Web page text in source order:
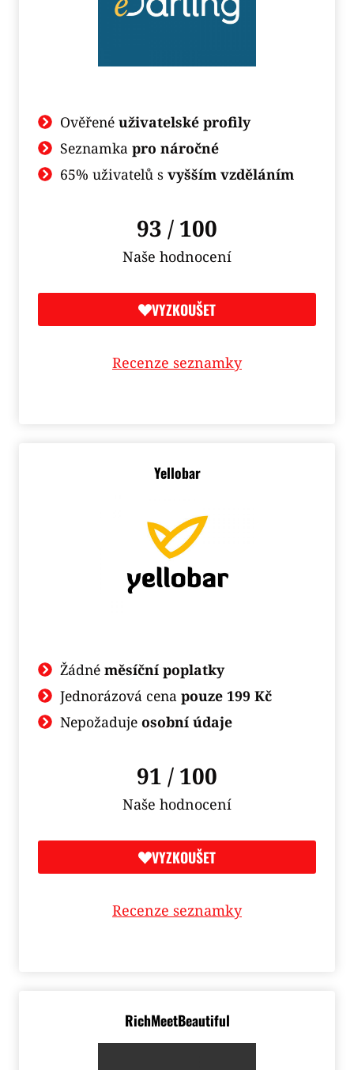
Ověřené uživatelské profily
Seznamka pro náročné
65% uživatelů s vyšším vzděláním
93 / 100
Naše hodnocení
VYZKOUŠET
Recenze seznamky
Yellobar
Žádné měsíční poplatky
Jednorázová cena pouze 199 Kč
Nepožaduje osobní údaje
91 / 100
Naše hodnocení
VYZKOUŠET
Recenze seznamky
RichMeetBeautiful